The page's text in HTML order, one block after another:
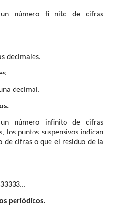
un número ﬁ nito de cifras
decimales.
decimal.
número inﬁnito de cifras
los puntos suspensivos indican
de cifras o que el residuo de la
periódicos.